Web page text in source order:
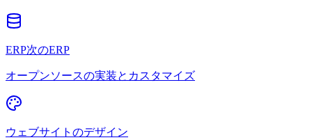
ERP次のERP
オープンソースの実装とカスタマイズ
ウェブサイトのデザイン